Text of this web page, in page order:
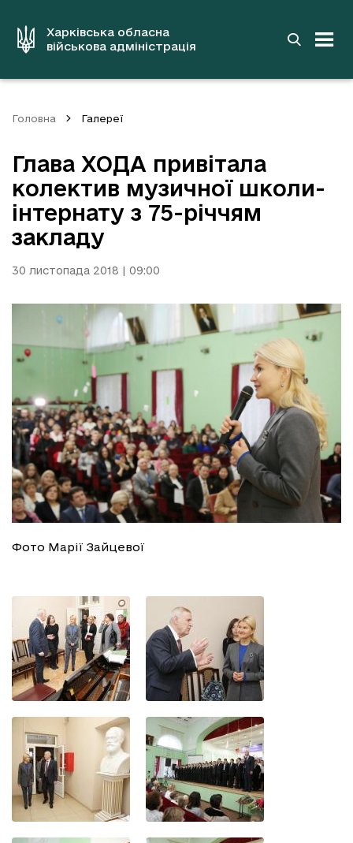
вмістуХарківська обласна
військова адміністрація
Головна Галереї
Глава ХОДА привітала
колектив музичної школи-
інтернату з 75-річчям
закладу
30 листопада 2018 | 09:00
Фото Марії Зайцевої